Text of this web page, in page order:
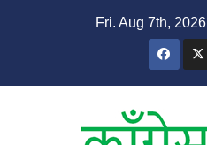
Fri. Aug 7th, 2026